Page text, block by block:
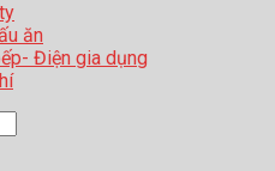
ăn
Điện gia dụng